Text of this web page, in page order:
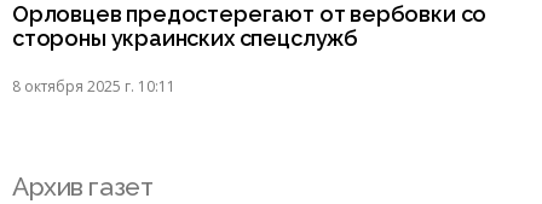
Орловцев предостерегают от вербовки со
стороны украинских спецслужб
8 октября 2025 г. 10:11
Архив газет